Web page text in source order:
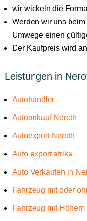
wir wickeln die
Werden wir uns
Umwege einen
Der Kaufpreis wird
Leistungen in
Autohändler
Autoankauf Neroth
Autoexport Neroth
Auto export afrika
Auto Verkaufen in
Fahrzeug mit oder
Fahrzeug mit Höhem